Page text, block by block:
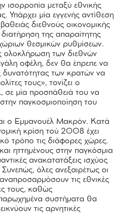
ισορροπία μεταξύ εθνικής
Υπάρχει μία εγγενής αντίθεση
διεθνούς οικονομικής
της απαραίτητης
θεσμικών ρυθμίσεων.
των διεθνών
οφέλη, δεν θα έπρεπε να
δυνατότητας των κρατών να
τους», τονίζει ο
σε μία προσπάθειά του να
παγκοσμιοποίηση του
και ο Εμμανουέλ Μακρόν. Κατά
κρίση τού 2008 έχει
τρόπο τις διάφορες χώρες.
ηττημένους στην παγκόσμια
ανακατατάξεις ισχύος
όλες ανεξαιρέτως οι
τις εθνικές
τους, καθώς
συστήματα θα
τις αρνητικές